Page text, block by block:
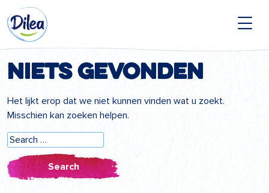
inhoud
Dilea
Zero
Lactose
Niets gevonden
Het lijkt erop dat we niet kunnen vinden wat u zoekt.
Misschien kan zoeken helpen.
Search